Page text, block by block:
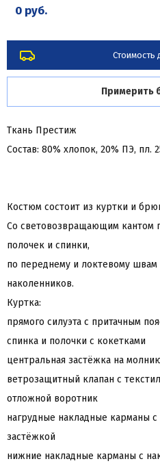
0 руб.
Стоимость
Примерить
Ткань Престиж
Состав: 80% хлопок, 20% ПЭ, пл.
Костюм состоит из куртки и
Со световозвращающим кантом
полочек и спинки,
по переднему и локтевому
наколенников.
Куртка:
прямого силуэта с притачным
спинка и полочки с кокетками
центральная застёжка на
ветрозащитный клапан с
отложной воротник
нагрудные накладные карманы с
застёжкой
нижние накладные карманы с